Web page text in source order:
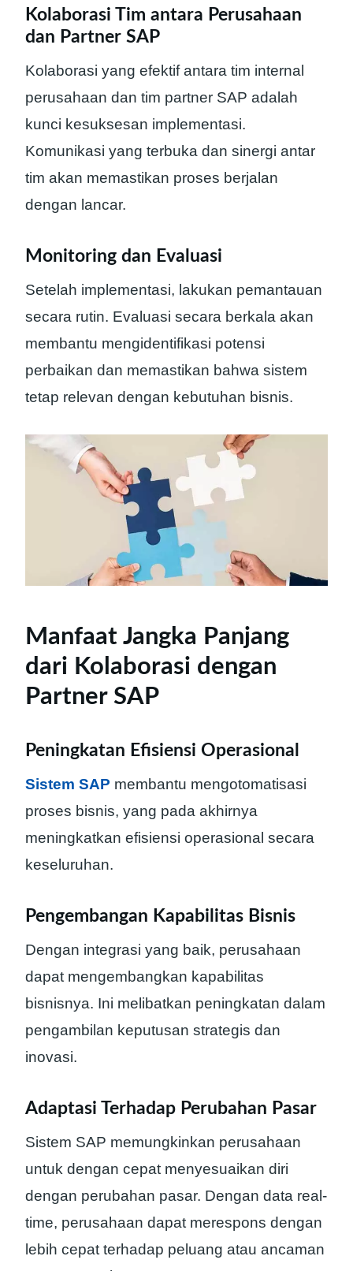
Kolaborasi Tim antara Perusahaan
dan Partner SAP
Kolaborasi yang efektif antara tim internal
perusahaan dan tim partner SAP adalah
kunci kesuksesan implementasi.
Komunikasi yang terbuka dan sinergi antar
tim akan memastikan proses berjalan
dengan lancar.
Monitoring dan Evaluasi
Setelah implementasi, lakukan pemantauan
secara rutin. Evaluasi secara berkala akan
membantu mengidentifikasi potensi
perbaikan dan memastikan bahwa sistem
tetap relevan dengan kebutuhan bisnis.
Manfaat Jangka Panjang
dari Kolaborasi dengan
Partner SAP
Peningkatan Efisiensi Operasional
Sistem SAP membantu mengotomatisasi
proses bisnis, yang pada akhirnya
meningkatkan efisiensi operasional secara
keseluruhan.
Pengembangan Kapabilitas Bisnis
Dengan integrasi yang baik, perusahaan
dapat mengembangkan kapabilitas
bisnisnya. Ini melibatkan peningkatan dalam
pengambilan keputusan strategis dan
inovasi.
Adaptasi Terhadap Perubahan Pasar
Sistem SAP memungkinkan perusahaan
untuk dengan cepat menyesuaikan diri
dengan perubahan pasar. Dengan data real-
time, perusahaan dapat merespons dengan
lebih cepat terhadap peluang atau ancaman